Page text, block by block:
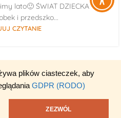
plików ciasteczek, aby
GDPR (RODO)
ZEZWÓL
lato🙂 ŚWIAT DZIECKA -
i przedszko...
CZYTANIE